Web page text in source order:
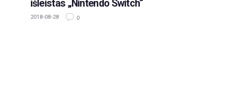
išleistas „Nintendo Switch“
2018-08-28 0